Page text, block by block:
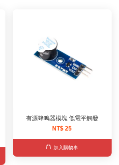
有源蜂鳴器模塊 低電平觸發
NT$ 25
加入購物車